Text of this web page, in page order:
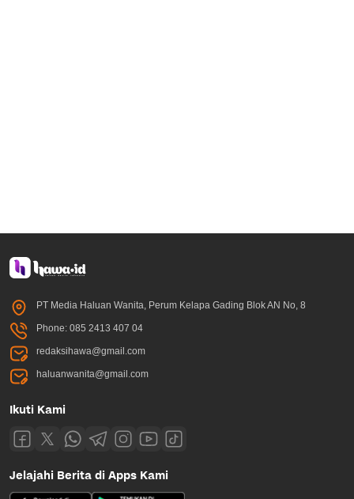
PT Media Haluan Wanita, Perum Kelapa Gading Blok AN No, 8
Phone: 085 2413 407 04
redaksihawa@gmail.com
haluanwanita@gmail.com
Ikuti Kami
Jelajahi Berita di Apps Kami